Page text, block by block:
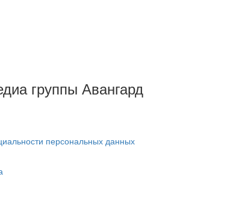
группы Авангард
персональных данных